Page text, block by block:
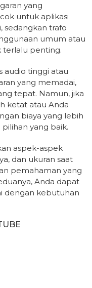
yang
untuk aplikasi
sedangkan trafo
umum atau
terlalu penting.
audio tinggi atau
yang memadai,
tepat. Namun, jika
ketat atau Anda
biaya yang lebih
yang baik.
aspek-aspek
dan ukuran saat
pemahaman yang
Anda dapat
dengan kebutuhan